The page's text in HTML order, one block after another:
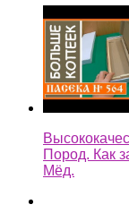
Пород. Как
Мёд.